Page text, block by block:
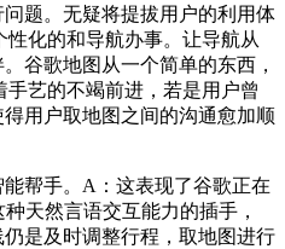
题。无疑将提拔用户的利用体
性化的和导航办事。让导航从
谷歌地图从一个简单的东西，
手艺的不竭前进，若是用户曾
用户取地图之间的沟通愈加顺
帮手。A：这表现了谷歌正在
天然言语交互能力的插手，
是及时调整行程，取地图进行